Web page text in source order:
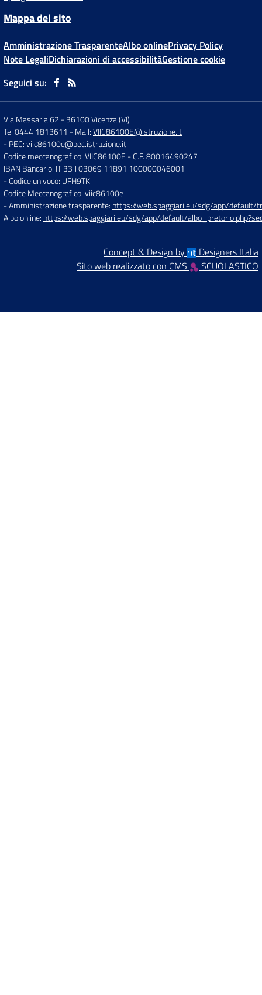
Mappa del sito
Amministrazione TrasparenteAlbo onlinePrivacy Policy
Note LegaliDichiarazioni di accessibilitàGestione cookie
Seguici su:
Via Massaria 62 -36100 Vicenza (VI)
Tel 0444 1813611 - Mail:VIIC86100E@istruzione.it
- PEC:viic86100e@pec.istruzione.it
Codice meccanografico: VIIC86100E - C.F. 80016490247
IBAN Bancario: IT 33 J 03069 11891 100000046001
- Codice univoco: UFH9TK
Codice Meccanografico: viic86100e
- Amministrazione trasparente: https://web.spaggiari.eu/sdg/app/default/
Albo online: https://web.spaggiari.eu/sdg/app/default/
Concept & Design by
Designers Italia
Sito web realizzato con CMS
SCUOLASTICO